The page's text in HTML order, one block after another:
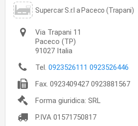
Supercar S.r.l a Paceco (Trapani)
Via Trapani 11
Paceco (TP)
91027 Italia
Tel. 0923526111 0923526446
Fax. 0923409427 0923881567
Forma giuridica: SRL
P.IVA 01571750817